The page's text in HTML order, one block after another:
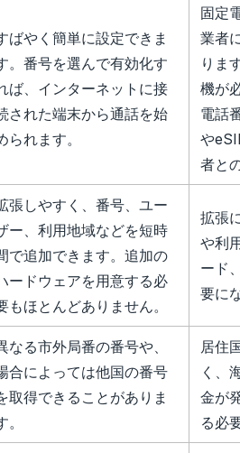
ばやく簡単に設定できま
。番号を選んで有効化す
ば、インターネットに接
された端末から通話を始
られます。
固定
業者
りま
機が
電話
や
者と
張しやすく、番号、ユー
ー、利用地域などを短時
で追加できます。追加の
ードウェアを用意する必
もほとんどありません。
拡張
や利
ード
要に
なる市外局番の番号や、
合によっては他国の番号
取得できることがありま
。
居住
く、
金が
る必